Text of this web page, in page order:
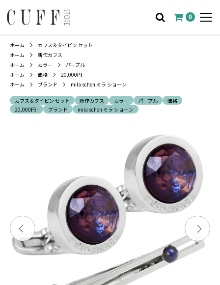
0
ホーム
カフス＆タイピン セット
ホーム
新作カフス
ホーム
カラー
パープル
ホーム
価格
20,000円 -
ホーム
ブランド mila schon ミラ ショーン
カフス＆タイピン セット 新作カフス カラー パープル
価格
20,000円 -
ブランド mila schon ミラ ショーン